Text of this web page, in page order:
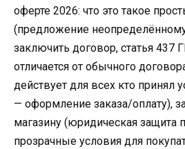
оферте 2026: что это такое
(предложение
заключить договор, статья 437
отличается от обычного
действует для всех кто принял
— оформление заказа/оплату),
магазину (юридическая защита
прозрачные условия для